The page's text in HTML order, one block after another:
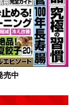
売中